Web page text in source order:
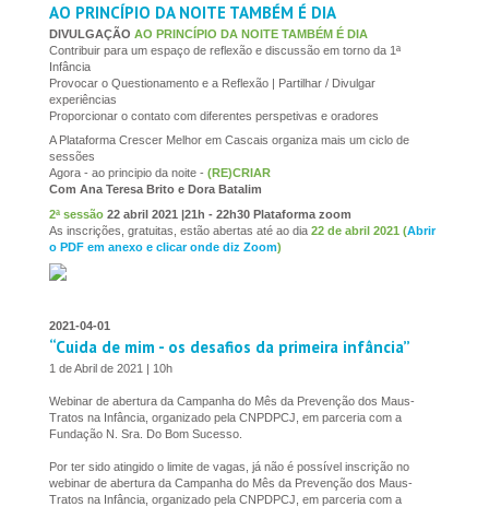
AO PRINCÍPIO DA NOITE TAMBÉM É DIA
DIVULGAÇÃO AO PRINCÍPIO DA NOITE TAMBÉM É DIA
Contribuir para um espaço de reflexão e discussão em torno da 1ª
Infância
Provocar o Questionamento e a Reflexão | Partilhar / Divulgar
experiências
Proporcionar o contato com diferentes perspetivas e oradores
A Plataforma Crescer Melhor em Cascais organiza mais um ciclo de
sessões
Agora - ao principio da noite - (RE)CRIAR
Com Ana Teresa Brito e Dora Batalim
2ª sessão 22 abril 2021 |21h - 22h30 Plataforma zoom
As inscrições, gratuitas, estão abertas até ao dia 22 de abril 2021 (Abrir
o PDF em anexo e clicar onde diz Zoom)
2021-04-01
“Cuida de mim - os desafios da primeira infância”
1 de Abril de 2021 | 10h
Webinar de abertura da Campanha do Mês da Prevenção dos Maus-
Tratos na Infância, organizado pela CNPDPCJ, em parceria com a
Fundação N. Sra. Do Bom Sucesso.
Por ter sido atingido o limite de vagas, já não é possível inscrição no
webinar de abertura da Campanha do Mês da Prevenção dos Maus-
Tratos na Infância, organizado pela CNPDPCJ, em parceria com a